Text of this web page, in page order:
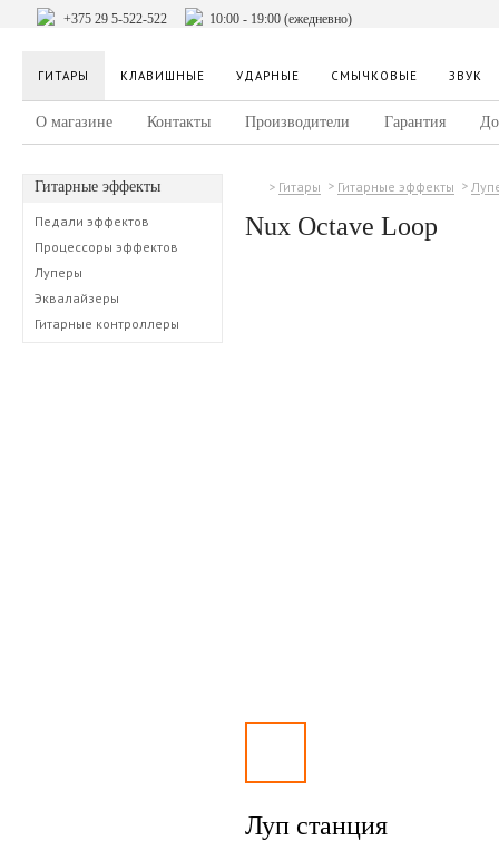
+375 29 5-522-522 10:00 - 19:00 (ежедневно)
ГИТАРЫ КЛАВИШНЫЕ УДАРНЫЕ СМЫЧКОВЫЕ ЗВУК
О магазине Контакты Производители Гарантия
Гитарные эффекты
Педали эффектов
Процессоры эффектов
Луперы
Эквалайзеры
Гитарные контроллеры
Гитары Гитарные эффекты
Nux Octave Loop
Луп станция